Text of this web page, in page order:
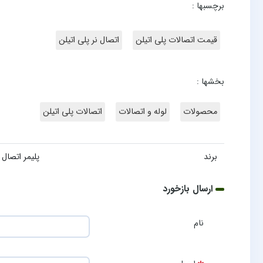
برچسبها :
قیمت اتصالات پلی اتیلن اتصال نر پلی اتیلن
بخشها :
محصولات لوله و اتصالات اتصالات پلی اتیلن
برند پلیمر اتصال
ارسال بازخورد
نام